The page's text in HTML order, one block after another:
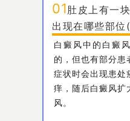
01肚皮上有一
出现在哪些部位
白癜风中的白癜
的，但也有部分患
症状时会出现患处
痒，随后白癜风扩
风。